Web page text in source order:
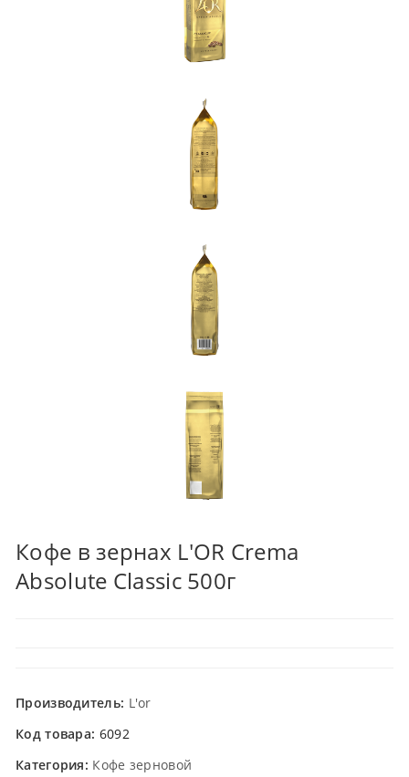
Кофе в зернах L'OR Crema
Absolute Classic 500г
Производитель: L'or
Код товара: 6092
Категория: Кофе зерновой